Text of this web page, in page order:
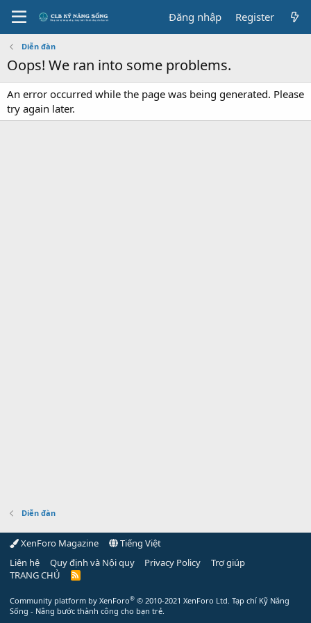
Đăng nhập Register
Diễn đàn
Oops! We ran into some problems.
An error occurred while the page was being generated. Please
try again later.
Diễn đàn
XenForo Magazine
Tiếng Việt
Liên hệ
Quy định và Nội quy Privacy Policy
Trợ giúp
TRANG CHỦ
R
Community platform by XenForo® © 2010-2021 XenForo Ltd. Tạp chí Kỹ Năng
Sống - Nâng bước thành công cho bạn trẻ.